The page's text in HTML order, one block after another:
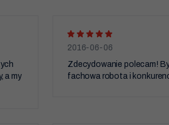
a my
2016-06-06
Zdecydowanie polecam!
fachowa robota i
treści i ofert.